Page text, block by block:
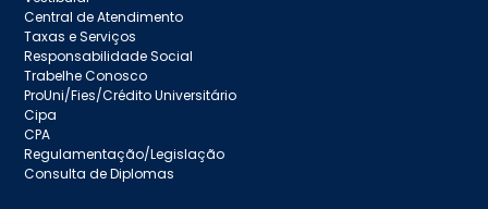
Central de Atendimento
Taxas e Serviços
Responsabilidade Social
Trabelhe Conosco
ProUni/Fies/Crédito Universitário
Cipa
CPA
Regulamentação/Legislação
Consulta de Diplomas